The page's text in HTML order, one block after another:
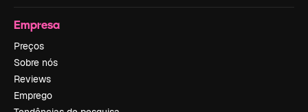
Empresa
Preços
Sobre nós
Reviews
Emprego